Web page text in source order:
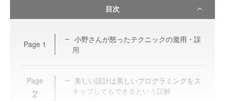
目次
Page 1
小野さんが怒ったテクニックの濫用・誤
用
Page
2
美しい設計は美しいプログラミングをス
キップしてもできるという誤解